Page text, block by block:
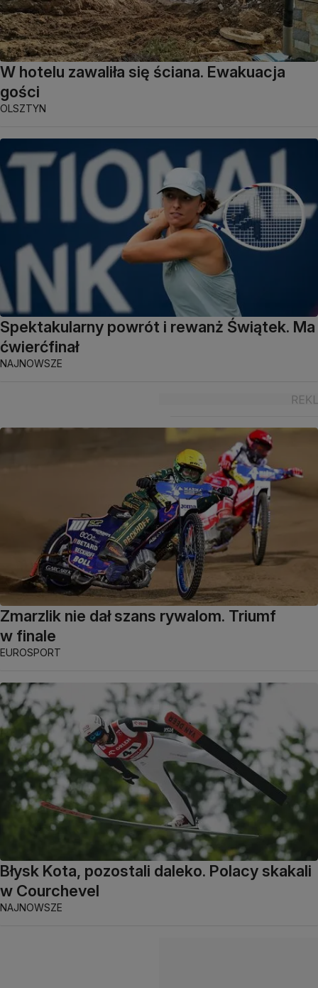
W hotelu zawaliła się ściana. Ewakuacja
gości
OLSZTYN
Spektakularny powrót i rewanż Świątek. Ma
ćwierćfinał
NAJNOWSZE
Zmarzlik nie dał szans rywalom. Triumf
w finale
EUROSPORT
Błysk Kota, pozostali daleko. Polacy skakali
w Courchevel
NAJNOWSZE